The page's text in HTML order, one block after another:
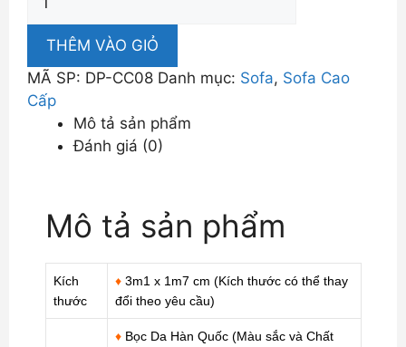
Cao
Cấp
Êm
Mịn
Bóng
Sáng
lượng
THÊM VÀO GIỎ
MÃ SP: DP-CC08 Danh mục: Sofa, Sofa Cao
Cấp
Mô tả sản phẩm
Đánh giá (0)
Mô tả sản phẩm
Kích
thước
♦ 3m1 x 1m7 cm (Kích thước có thể thay
đổi theo yêu cầu)
♦ Bọc Da Hàn Quốc (Màu sắc và Chất